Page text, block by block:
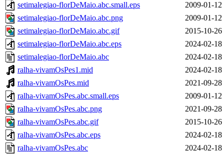
setimalegiao-florDeMaio.abc.small.eps
2009-01-12
setimalegiao-florDeMaio.abc.png
2009-01-12
setimalegiao-florDeMaio.abc.gif
2015-10-26
setimalegiao-florDeMaio.abc.eps
2024-02-18
setimalegiao-florDeMaio.abc
2024-02-18
ralha-vivamOsPes1.mid
2024-02-18
ralha-vivamOsPes.mid
2021-09-28
ralha-vivamOsPes.abc.small.eps
2009-01-12
ralha-vivamOsPes.abc.png
2021-09-28
ralha-vivamOsPes.abc.gif
2015-10-26
ralha-vivamOsPes.abc.eps
2024-02-18
ralha-vivamOsPes.abc
2024-02-18